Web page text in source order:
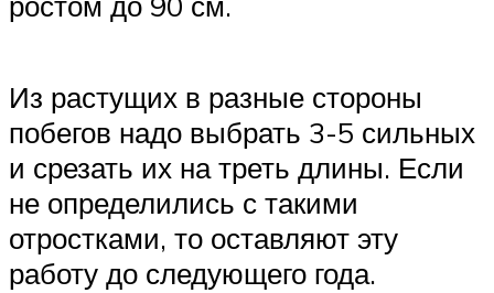
Из растущих в разные стороны
побегов надо выбрать 3-5 сильных
и срезать их на треть длины. Если
не определились с такими
отростками, то оставляют эту
работу до следующего года.